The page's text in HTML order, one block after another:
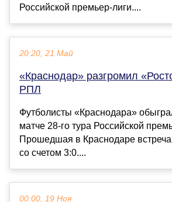
Российской премьер-лиги....
20:20, 21 Май
«Краснодар» разгромил
РПЛ
Футболисты «Краснодара»
матче 28-го тура Российской
Прошедшая в Краснодаре
со счетом 3:0....
00:00, 19 Ноя